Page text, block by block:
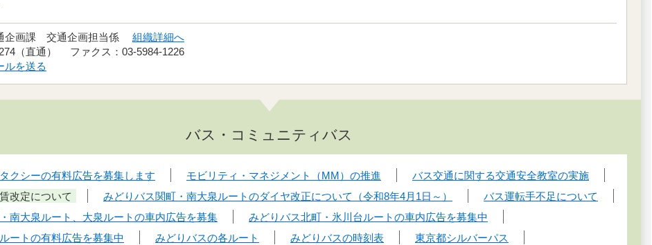
企画課 交通企画担当係 組織詳細へ
（直通） ファクス：03-5984-1226
ルを送る
バス・コミュニティバス
クシーの有料広告を募集します モビリティ・マネジメント（MM）の推進
バス交通に関する交通安全教室の実施
改定について
みどりバス関町・南大泉ルートのダイヤ改正について（令和8年4月1日～）
バス運転手不足について
南大泉ルート、大泉ルートの車内広告を募集
みどりバス北町・氷川台ルートの車内広告を募集中
ートの有料広告を募集中
みどりバスの各ルート みどりバスの時刻表
東京都シルバーパス